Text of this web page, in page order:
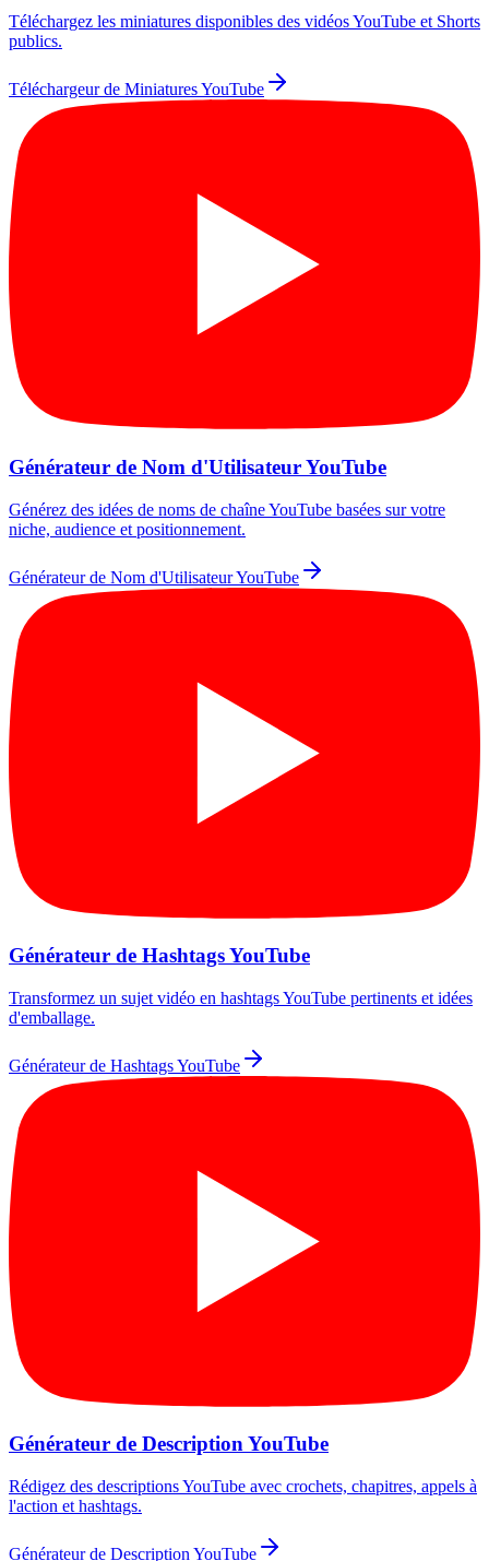
Téléchargez les miniatures disponibles des vidéos YouTube et Shorts
publics.
Téléchargeur de Miniatures YouTube
Générateur de Nom d'Utilisateur YouTube
Générez des idées de noms de chaîne YouTube basées sur votre
niche, audience et positionnement.
Générateur de Nom d'Utilisateur YouTube
Générateur de Hashtags YouTube
Transformez un sujet vidéo en hashtags YouTube pertinents et idées
d'emballage.
Générateur de Hashtags YouTube
Générateur de Description YouTube
Rédigez des descriptions YouTube avec crochets, chapitres, appels à
l'action et hashtags.
Générateur de Description YouTube